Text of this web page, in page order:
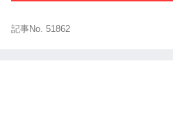
記事No. 51862